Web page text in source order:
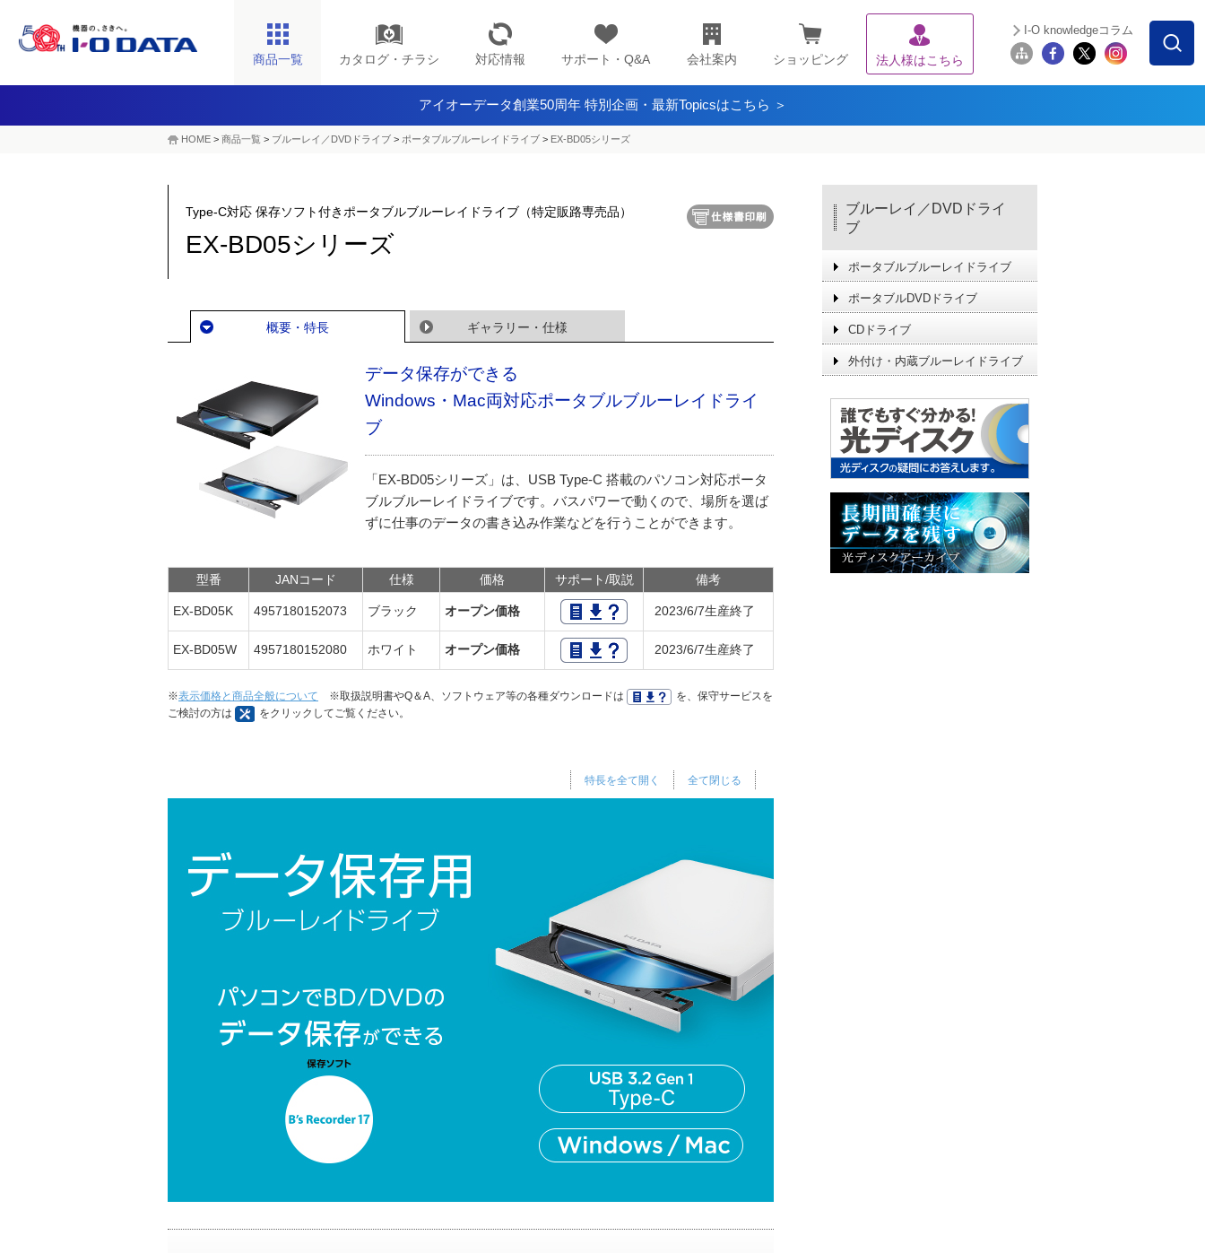
商品一覧 カタログ・チラシ 対応情報 サポート・Q&A 会社案内 ショッピング 法人様はこちら
I-O knowledgeコラム
アイオーデータ創業50周年 特別企画・最新Topicsはこちら ＞
HOME > 商品一覧 > ブルーレイ／DVDドライブ > ポータブルブルーレイドライブ > EX-BD05シリーズ
Type-C対応 保存ソフト付きポータブルブルーレイドライブ（特定販路専売品）
EX-BD05シリーズ
概要・特長 ギャラリー・仕様
データ保存ができる
Windows・Mac両対応ポータブルブルーレイドライ
ブ
「EX-BD05シリーズ」は、USB Type-C 搭載のパソコン対応ポータ
ブルブルーレイドライブです。バスパワーで動くので、場所を選ば
ずに仕事のデータの書き込み作業などを行うことができます。
型番 JANコード 仕様 価格 サポート/取説 備考
EX-BD05K 4957180152073 ブラック オープン価格 2023/6/7生産終了
EX-BD05W 4957180152080 ホワイト オープン価格 2023/6/7生産終了
※表示価格と商品全般について ※取扱説明書やQ＆A、ソフトウェア等の各種ダウンロードは
を、保守サービスを
ご検討の方は
をクリックしてご覧ください。
全て閉じる
特長を全て開く
ブルーレイ／DVDドライ
ブ
ポータブルブルーレイドライブ
ポータブルDVDドライブ
CDドライブ
外付け・内蔵ブルーレイドライブ